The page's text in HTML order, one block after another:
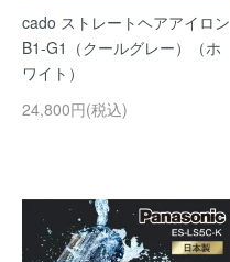
cado ストレートヘアアイロン
B1-G1（クールグレー）（ホ
ワイト）
24,800円(税込)